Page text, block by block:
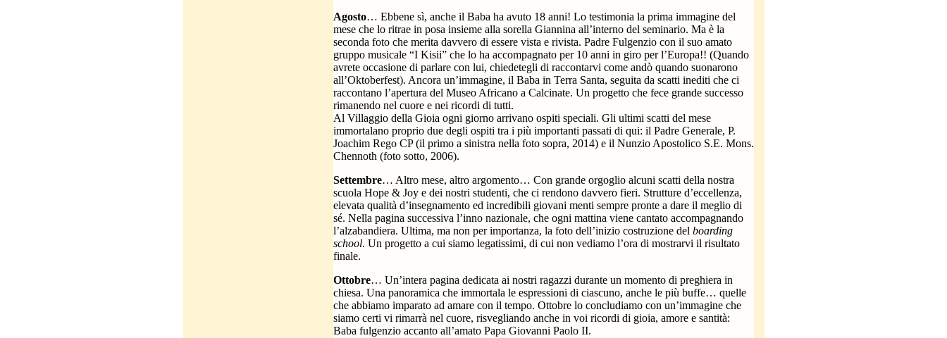
Agosto… Ebbene sì, anche il Baba ha avuto 18 anni! Lo testimonia la prima immagine del
mese che lo ritrae in posa insieme alla sorella Giannina all’interno del seminario. Ma è la
seconda foto che merita davvero di essere vista e rivista. Padre Fulgenzio con il suo amato
gruppo musicale “I Kisii” che lo ha accompagnato per 10 anni in giro per l’Europa!! (Quando
avrete occasione di parlare con lui, chiedetegli di raccontarvi come andò quando suonarono
all’Oktoberfest). Ancora un’immagine, il Baba in Terra Santa, seguita da scatti inediti che ci
raccontano l’apertura del Museo Africano a Calcinate. Un progetto che fece grande successo
rimanendo nel cuore e nei ricordi di tutti.
Al Villaggio della Gioia ogni giorno arrivano ospiti speciali. Gli ultimi scatti del mese
immortalano proprio due degli ospiti tra i più importanti passati di qui: il Padre Generale, P.
Joachim Rego CP (il primo a sinistra nella foto sopra, 2014) e il Nunzio Apostolico S.E. Mons.
Chennoth (foto sotto, 2006).
Settembre… Altro mese, altro argomento… Con grande orgoglio alcuni scatti della nostra
scuola Hope & Joy e dei nostri studenti, che ci rendono davvero fieri. Strutture d’eccellenza,
elevata qualità d’insegnamento ed incredibili giovani menti sempre pronte a dare il meglio di
sé. Nella pagina successiva l’inno nazionale, che ogni mattina viene cantato accompagnando
l’alzabandiera. Ultima, ma non per importanza, la foto dell’inizio costruzione del boarding
school. Un progetto a cui siamo legatissimi, di cui non vediamo l’ora di mostrarvi il risultato
finale.
Ottobre… Un’intera pagina dedicata ai nostri ragazzi durante un momento di preghiera in
chiesa. Una panoramica che immortala le espressioni di ciascuno, anche le più buffe… quelle
che abbiamo imparato ad amare con il tempo. Ottobre lo concludiamo con un’immagine che
siamo certi vi rimarrà nel cuore, risvegliando anche in voi ricordi di gioia, amore e santità:
Baba fulgenzio accanto all’amato Papa Giovanni Paolo II.